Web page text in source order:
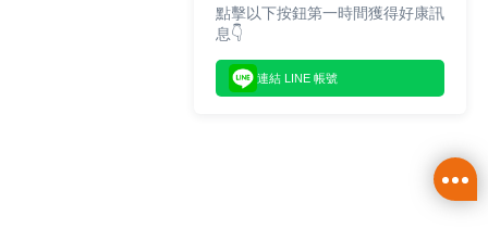
點擊以下按鈕第一時間獲得好康訊
息👇
連結 LINE 帳號